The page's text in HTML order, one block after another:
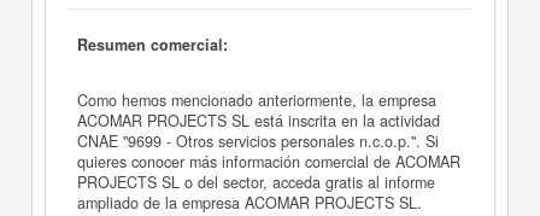
Resumen comercial:
Como hemos mencionado anteriormente, la empresa
ACOMAR PROJECTS SL está inscrita en la actividad
CNAE "9699 - Otros servicios personales n.c.o.p.". Si
quieres conocer más información comercial de ACOMAR
PROJECTS SL o del sector, acceda gratis al informe
ampliado de la empresa ACOMAR PROJECTS SL.